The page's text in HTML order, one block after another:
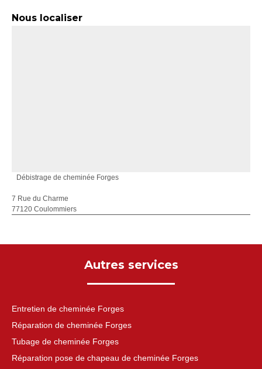
Nous localiser
Débistrage de cheminée Forges
7 Rue du Charme
77120 Coulommiers
Autres services
Entretien de cheminée Forges
Réparation de cheminée Forges
Tubage de cheminée Forges
Réparation pose de chapeau de cheminée Forges